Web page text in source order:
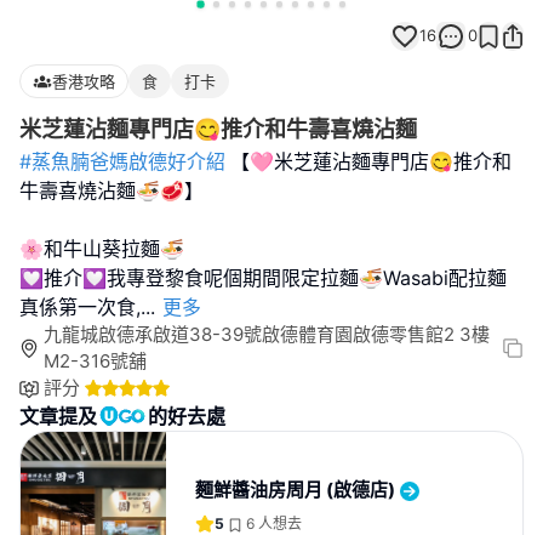
16 0
香港攻略 食 打卡
米芝蓮沾麵專門店😋推介和牛壽喜燒沾麵
#蒸魚腩爸媽啟德好介紹
【🩷米芝蓮沾麵專門店😋推介和
牛壽喜燒沾麵🍜🥩】
🌸和牛山葵拉麵🍜
💟推介💟我專登黎食呢個期間限定拉麵🍜Wasabi配拉麵
真係第一次食,... 更多
九龍城啟德承啟道38-39號啟德體育園啟德零售館2 3樓
M2-316號舖
評分
文章提及 的好去處
麵鮮醬油房周月 (啟德店)
5 6 人想去